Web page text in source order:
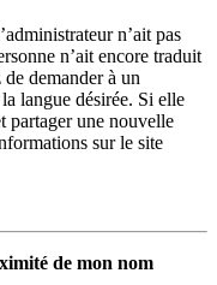
n’ait pas
n’ait encore traduit
demander à un
langue désirée. Si elle
partager une nouvelle
sur le site
de mon nom